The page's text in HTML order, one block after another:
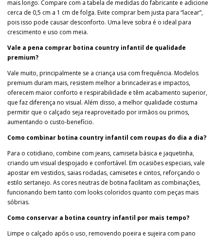
mais longo. Compare com a tabela de medidas do fabricante e adicione
cerca de 0,5 cm a 1 cm de folga. Evite comprar bem justa para “lacear”,
pois isso pode causar desconforto. Uma leve sobra é o ideal para
crescimento e uso com meia.
Vale a pena comprar botina country infantil de qualidade
premium?
Vale muito, principalmente se a criança usa com frequência. Modelos
premium duram mais, resistem melhor a brincadeiras e impactos,
oferecem maior conforto e respirabilidade e têm acabamento superior,
que faz diferença no visual. Além disso, a melhor qualidade costuma
permitir que o calçado seja reaproveitado por irmãos ou primos,
aumentando o custo-benefício.
Como combinar botina country infantil com roupas do dia a dia?
Para o cotidiano, combine com jeans, camiseta básica e jaquetinha,
criando um visual despojado e confortável. Em ocasiões especiais, vale
apostar em vestidos, saias rodadas, camisetes e cintos, reforçando o
estilo sertanejo. As cores neutras de botina facilitam as combinações,
funcionando bem tanto com looks coloridos quanto com peças mais
sóbrias.
Como conservar a botina country infantil por mais tempo?
Limpe o calçado após o uso, removendo poeira e sujeira com pano